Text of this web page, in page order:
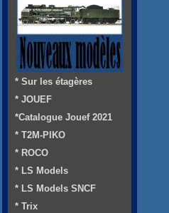
* Sur les étagères
* JOUEF
*Catalogue Jouef 2021
* T2M-PIKO
* ROCO
* LS Models
* LS Models SNCF
* Trix